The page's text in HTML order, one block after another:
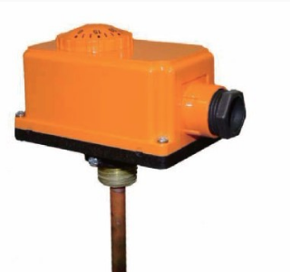
温度开关|可调温度开关|膨胀型温度开关|液体膨胀型温度
开关|液体型温度开关|液胀式温度开关|